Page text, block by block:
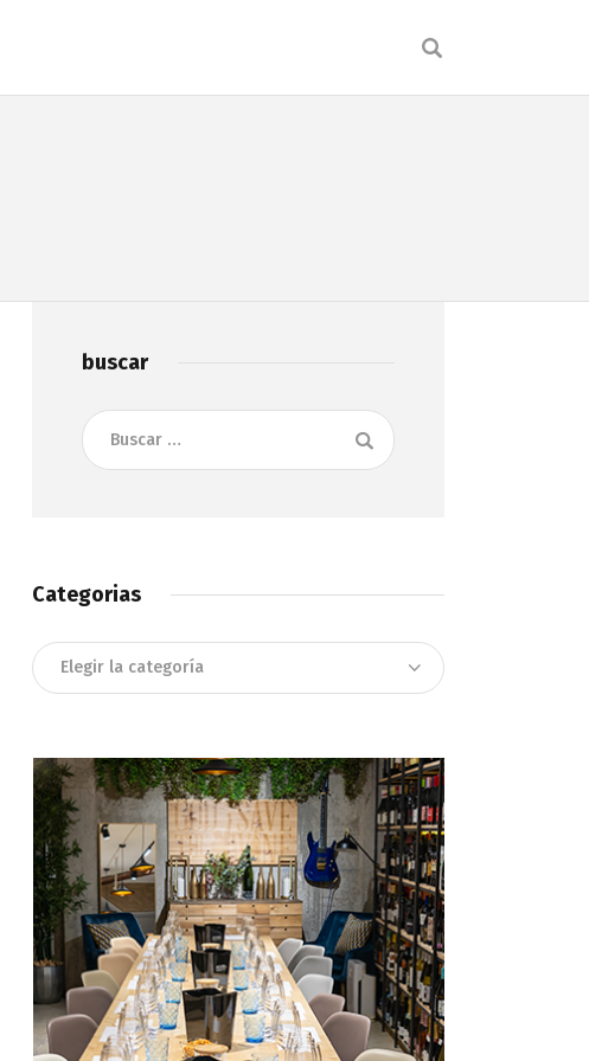
buscar
Buscar:
Categorias
Categorias